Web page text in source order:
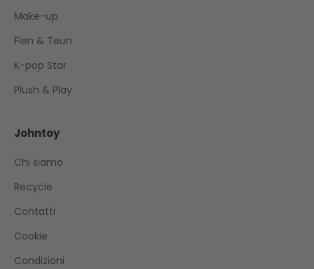
Make-up
Fien & Teun
K-pop Star
Plush & Play
Johntoy
Chi siamo
Recycle
Contatti
Cookie
Condizioni